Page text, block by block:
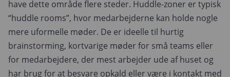
have dette område flere steder. Huddle-zoner er typisk
“huddle rooms”, hvor medarbejderne kan holde nogle
mere uformelle møder. De er ideelle til hurtig
brainstorming, kortvarige møder for små teams eller
for medarbejdere, der mest arbejder ude af huset og
har brug for at besvare opkald eller være i kontakt med